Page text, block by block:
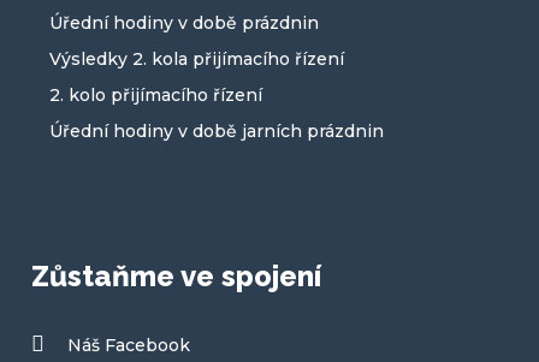
Úřední hodiny v době prázdnin
Výsledky 2. kola přijímacího řízení
2. kolo přijímacího řízení
Úřední hodiny v době jarních prázdnin
Zůstaňme ve spojení
Náš Facebook